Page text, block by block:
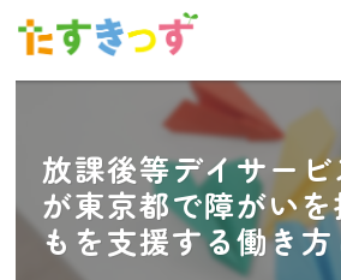
放課後等デイサー
が東京都で障がい
もを支援する働き